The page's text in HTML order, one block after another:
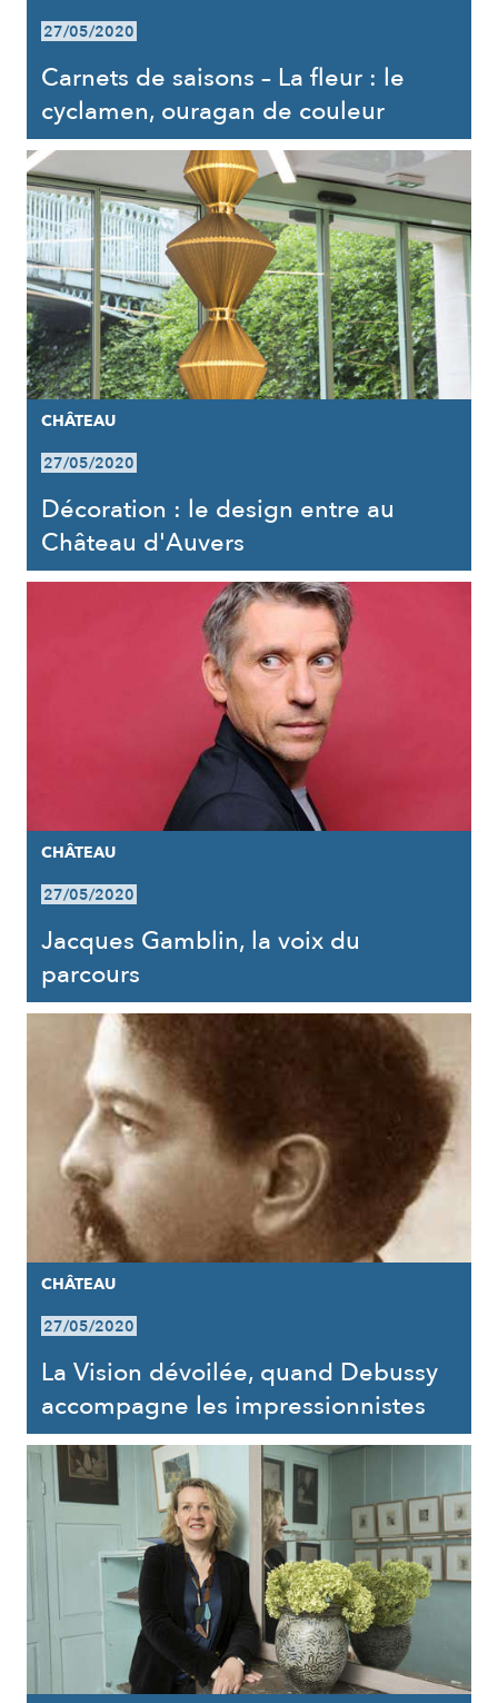
27/05/2020
Carnets de saisons – La fleur : le
cyclamen, ouragan de couleur
CHÂTEAU
27/05/2020
Décoration : le design entre au
Château d'Auvers
CHÂTEAU
27/05/2020
Jacques Gamblin, la voix du
parcours
CHÂTEAU
27/05/2020
La Vision dévoilée, quand Debussy
accompagne les impressionnistes